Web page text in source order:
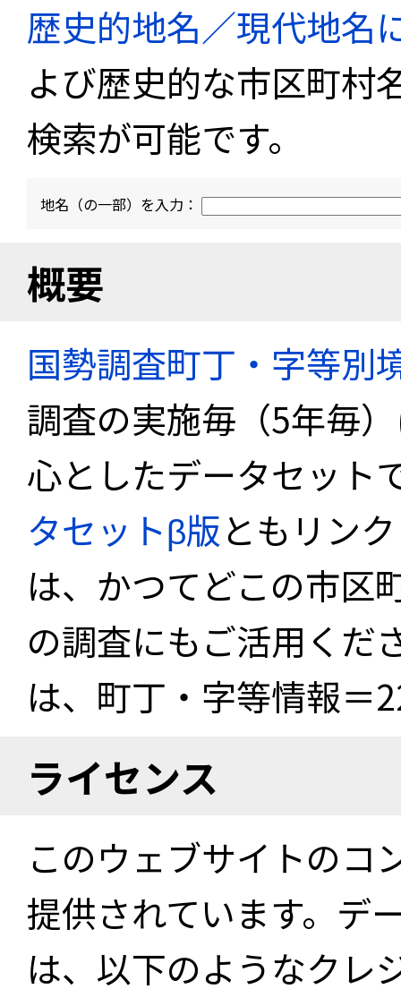
歴史的地名／現代地名
よび歴史的な市区町村
検索が可能です。
地名（の一部）を入力：
概要
国勢調査町丁・字等別
調査の実施毎（5年毎
心としたデータセット
タセットβ版ともリン
は、かつてどこの市区
の調査にもご活用くだ
は、町丁・字等情報＝
ライセンス
このウェブサイトのコ
提供されています。デ
は、以下のようなクレ